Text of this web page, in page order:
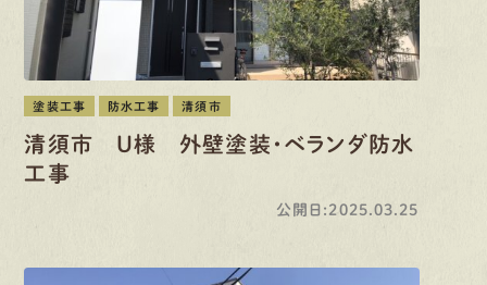
塗装工事 防水工事 清須市
清須市 U様 外壁塗装・ベランダ防水
工事
公開日:2025.03.25